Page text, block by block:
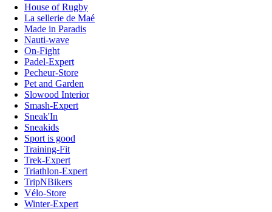
House of Rugby
La sellerie de Maé
Made in Paradis
Nauti-wave
On-Fight
Padel-Expert
Pecheur-Store
Pet and Garden
Slowood Interior
Smash-Expert
Sneak'In
Sneakids
Sport is good
Training-Fit
Trek-Expert
Triathlon-Expert
TripNBikers
Vélo-Store
Winter-Expert